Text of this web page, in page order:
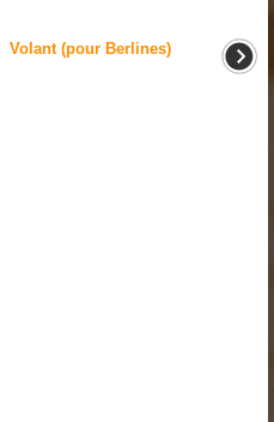
Volant (pour Berlines)